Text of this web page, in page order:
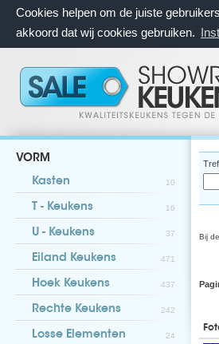
Cookies helpen om de juiste
akkoord dat wij cookies gebruiken.
VORM
Kasten 10
T - Keukens 16
U - Keukens 37
Eiland Keukens 471
Hoek Keukens 437
Rechte Keukens 242
Losse Elementen 24
Bij